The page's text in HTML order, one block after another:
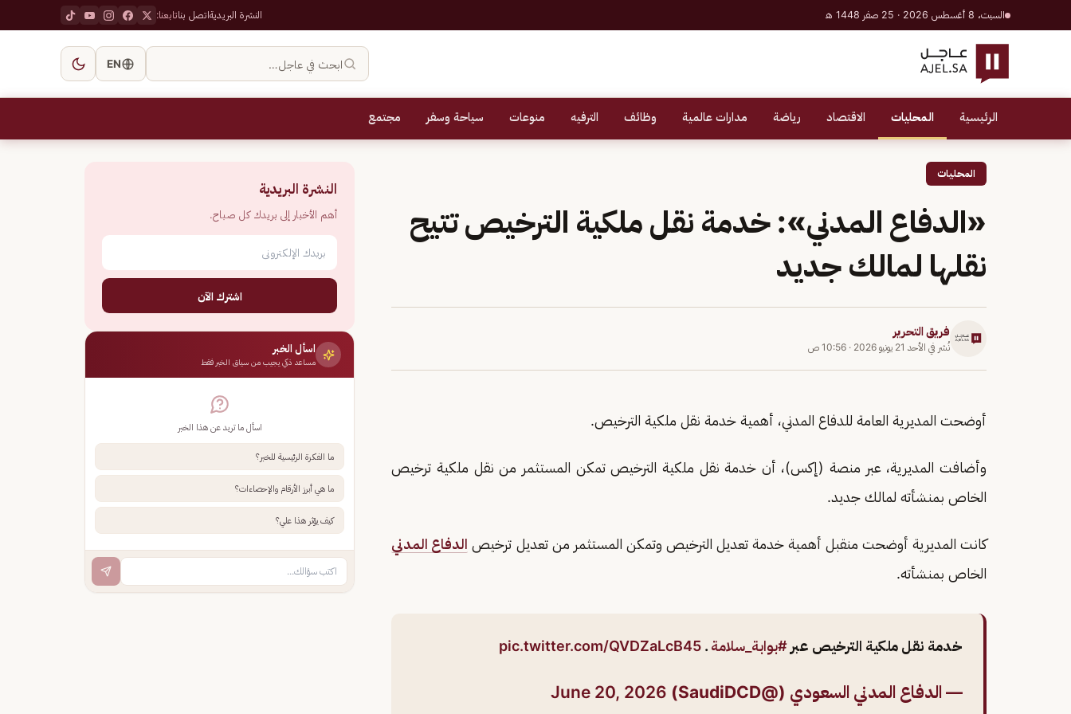
السبت، 8 أغسطس 2026 · 25 صفر 1448 هـ النشرة البريديةاتصل بناتابعنا:
ابحث في عاجل… EN
الرئيسية المحليات الاقتصاد رياضة مدارات عالمية وظائف الترفيه منوعات سياحة وسفر مجتمع
المحليات
«الدفاع المدني»: خدمة نقل ملكية الترخيص تتيح
نقلها لمالك جديد
فريق التحرير
نُشر في الأحد 21 يونيو 2026 · 10:56 ص
أوضحت المديرية العامة للدفاع المدني، أهمية خدمة نقل ملكية الترخيص.
وأضافت المديرية، عبر منصة (إكس)، أن خدمة نقل ملكية الترخيص تمكن المستثمر من نقل ملكية ترخيص
الخاص بمنشأته لمالك جديد.
كانت المديرية أوضحت منقبل أهمية خدمة تعديل الترخيص وتمكن المستثمر من تعديل ترخيص الدفاع المدني
الخاص بمنشأته.
خدمة نقل ملكية الترخيص عبر #بوابة_سلامة .
pic.twitter.com/QVDZaLcB45
— الدفاع المدني السعودي (@SaudiDCD) June 20, 2026
النشرة البريدية
أهم الأخبار إلى بريدك كل صباح.
اشترك الآن
اسأل الخبر
مساعد ذكي يجيب من سياق الخبر فقط
اسأل ما تريد عن هذا الخبر
ما الفكرة الرئيسية للخبر؟
ما هي أبرز الأرقام والإحصاءات؟
كيف يؤثر هذا علي؟